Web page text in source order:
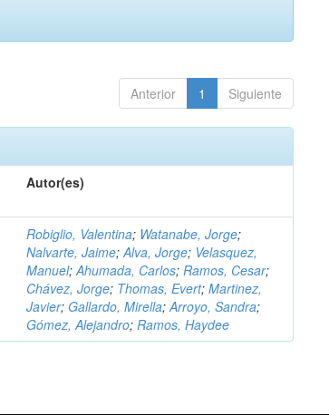
Anterior 1 Siguiente
Autor(es)
Robiglio, Valentina; Watanabe, Jorge;
Nalvarte, Jaime;Alva, Jorge; Velasquez,
Manuel;Ahumada, Carlos;Ramos, Cesar;
Chávez, Jorge; Thomas, Evert;Martinez,
Javier; Gallardo, Mirella;Arroyo, Sandra;
Gómez, Alejandro;Ramos, Haydee